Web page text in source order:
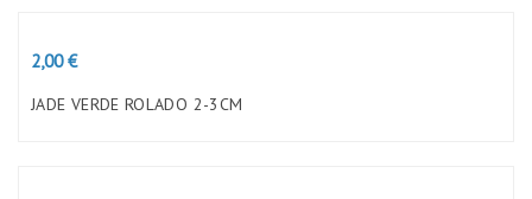
Preço
2,00 €
JADE VERDE ROLADO 2-3CM